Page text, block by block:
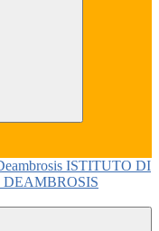
ISTITUTO DI